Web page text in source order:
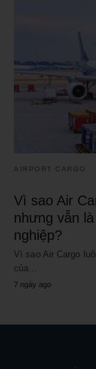
AIRPORT CARGO
Vì sao Air
nhưng vẫn
nghiệp?
Vì sao Air Cargo
của…
7 ngày ago